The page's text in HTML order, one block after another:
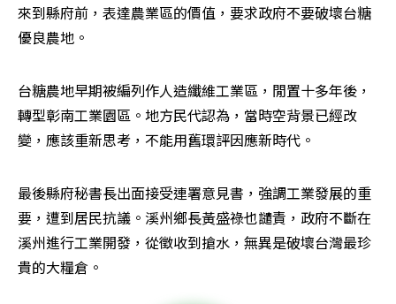
來到縣府前，表達農業區的價值，要求政府不要破壞台糖
優良農地。
台糖農地早期被編列作人造纖維工業區，閒置十多年後，
轉型彰南工業園區。地方民代認為，當時空背景已經改
變，應該重新思考，不能用舊環評因應新時代。
最後縣府秘書長出面接受連署意見書，強調工業發展的重
要，遭到居民抗議。溪州鄉長黃盛祿也譴責，政府不斷在
溪州進行工業開發，從徵收到搶水，無異是破壞台灣最珍
貴的大糧倉。